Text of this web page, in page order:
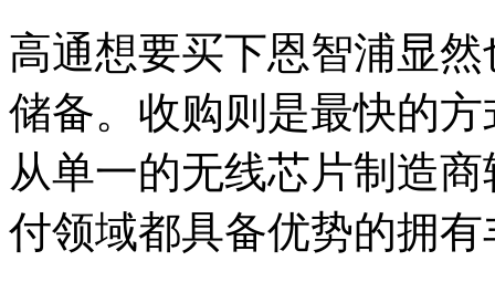
高通想要买下恩智浦显
储备。收购则是最快的方
从单一的无线芯片制造
付领域都具备优势的拥